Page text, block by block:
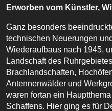
Erworben vom Künstler,
Ganz besonders
technischen Neuerungen
Wiederaufbaus nach 1945,
Landschaft des
Brachlandschaften,
Antennenwälder und
waren fortan ein
Schaffens. Hier ging es für